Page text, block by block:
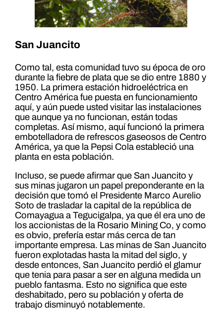
San Juancito
Como tal, esta comunidad tuvo su época de oro
durante la fiebre de plata que se dio entre 1880 y
1950. La primera estación hidroeléctrica en
Centro América fue puesta en funcionamiento
aquí, y aún puede usted visitar las instalaciones
que aunque ya no funcionan, están todas
completas. Así mismo, aquí funcionó la primera
embotelladora de refrescos gaseosos de Centro
América, ya que la Pepsi Cola estableció una
planta en esta población.
Incluso, se puede afirmar que San Juancito y
sus minas jugaron un papel preponderante en la
decisión que tomó el Presidente Marco Aurelio
Soto de trasladar la capital de la república de
Comayagua a Tegucigalpa, ya que él era uno de
los accionistas de la Rosario Mining Co, y como
es obvio, prefería estar más cerca de tan
importante empresa. Las minas de San Juancito
fueron explotadas hasta la mitad del siglo, y
desde entonces, San Juancito perdió el glamur
que tenia para pasar a ser en alguna medida un
pueblo fantasma. Esto no significa que este
deshabitado, pero su población y oferta de
trabajo disminuyó notablemente.